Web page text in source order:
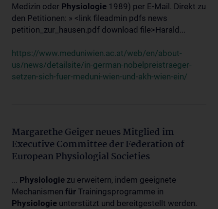
Medizin oder Physiologie 1989) per E-Mail. Direkt zu
den Petitionen: » <link fileadmin pdfs news
petition_zur_hausen.pdf download file>Harald...
https://www.meduniwien.ac.at/web/en/about-
us/news/detailsite/in-german-nobelpreistraeger-
setzen-sich-fuer-meduni-wien-und-akh-wien-ein/
Margarethe Geiger neues Mitglied im
Executive Committee der Federation of
European Physiologial Societies
... Physiologie zu erweitern, indem geeignete
Mechanismen für Trainingsprogramme in
Physiologie unterstützt und bereitgestellt werden.